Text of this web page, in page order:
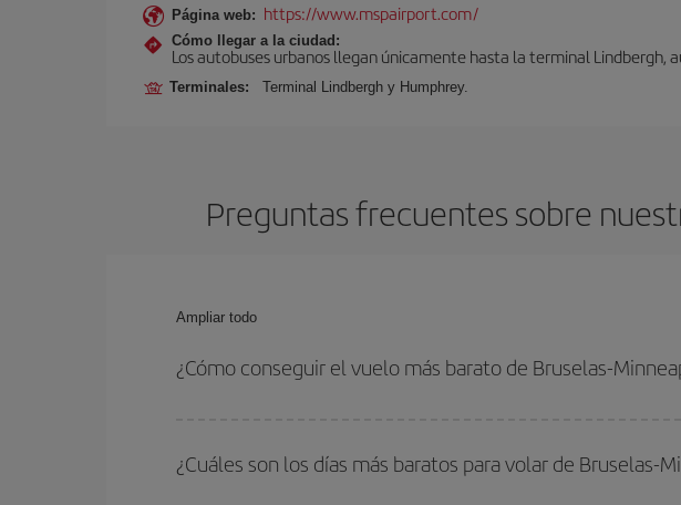
Página web: https://www.mspairport.com/
Cómo llegar a la ciudad:
Los autobuses urbanos llegan únicamente hasta la terminal
Terminales: Terminal Lindbergh y Humphrey.
Preguntas frecuentes sobre
Ampliar todo
¿Cómo conseguir el vuelo más barato de Bruselas-
las fechas y horarios de ida y vuelta.
¿Cuáles son los días más baratos para volar de Bruselas-